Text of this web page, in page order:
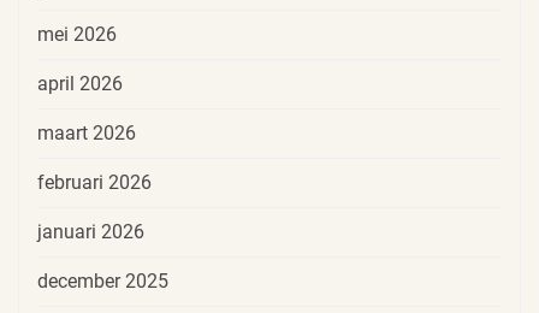
mei 2026
april 2026
maart 2026
februari 2026
januari 2026
december 2025